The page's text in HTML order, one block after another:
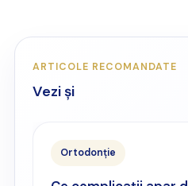
ARTICOLE RECOMANDATE
Vezi și
Ortodonție